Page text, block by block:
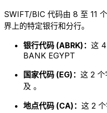
SWIFT/BIC 代码由 8 至 11
界上的特定银行和分行。
银行代码 (ABRK)： 这
BANK EGYPT
国家代码 (EG)： 这 2 个
及 。
地点代码 (CA)： 这 2 个